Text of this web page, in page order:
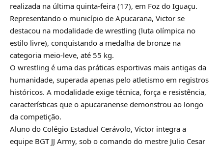
realizada na última quinta-feira (17), em Foz do Iguaçu.
Representando o município de Apucarana, Victor se
destacou na modalidade de wrestling (luta olímpica no
estilo livre), conquistando a medalha de bronze na
categoria meio-leve, até 55 kg.
O wrestling é uma das práticas esportivas mais antigas da
humanidade, superada apenas pelo atletismo em registros
históricos. A modalidade exige técnica, força e resistência,
características que o apucaranense demonstrou ao longo
da competição.
Aluno do Colégio Estadual Cerávolo, Victor integra a
equipe BGT JJ Army, sob o comando do mestre Julio Cesar